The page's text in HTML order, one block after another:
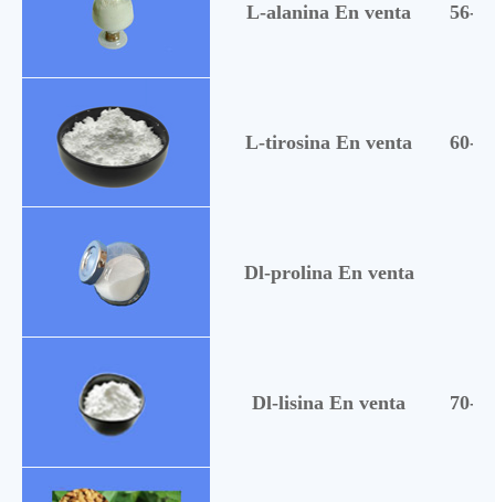
L-alanina En venta 56-
L-tirosina En venta 60-
Dl-prolina En venta
Dl-lisina En venta 70-